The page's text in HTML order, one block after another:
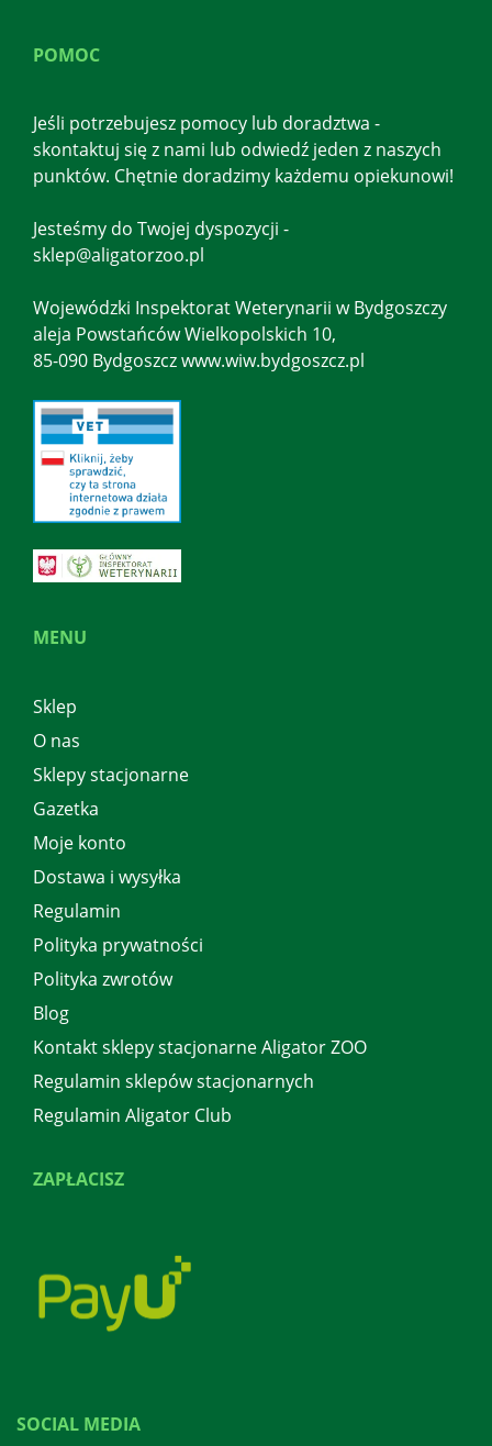
MENU
Sklep
O nas
Sklepy stacjonarne
Gazetka
Moje konto
Dostawa i wysyłka
Regulamin
Polityka prywatności
Polityka zwrotów
Blog
Kontakt sklepy stacjonarne Aligator ZOO
Regulamin sklepów stacjonarnych
Regulamin Aligator Club
ZAPŁACISZ
POMOC
Jeśli potrzebujesz pomocy lub doradztwa -
skontaktuj się z nami lub odwiedź jeden z naszych
punktów. Chętnie doradzimy każdemu opiekunowi!
Jesteśmy do Twojej dyspozycji -
sklep@aligatorzoo.pl
Wojewódzki Inspektorat Weterynarii w Bydgoszczy
aleja Powstańców Wielkopolskich 10,
85-090 Bydgoszcz www.wiw.bydgoszcz.pl
SOCIAL MEDIA